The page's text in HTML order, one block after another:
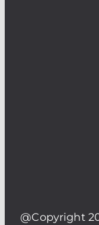
@Copyright